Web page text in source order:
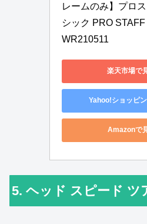
レームのみ】プロ
シック PRO
WR210511
楽天市場で
Yahoo!ショッピ
Amazonで
5. ヘッド スピード ツ